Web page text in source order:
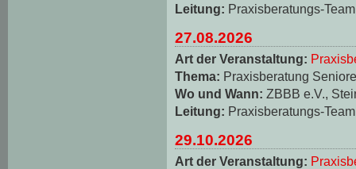
Leitung: Praxisberatungs-Team
27.08.2026
Art der Veranstaltung:
Thema: Praxisberatung
Wo und Wann: ZBBB e.V.,
Leitung: Praxisberatungs-Team
29.10.2026
Art der Veranstaltung: